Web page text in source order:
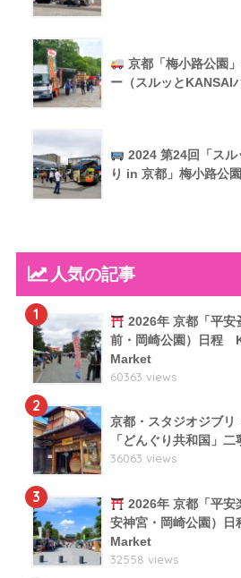
京都「梅小路公園
ー（スルッとKANSAI
2024 第24回「ス
り in 京都」梅小路公園
人気の記事
1
2026年 京都「平安
前・岡崎公園）日程
Market
60363 views
2
京都・スタジオジブリ
「どんぐり共和国」二
36063 views
3
2026年 京都「平安
安神宮・岡崎公園）
Market
32558 views